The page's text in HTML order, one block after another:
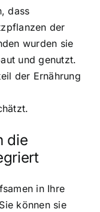
dass
der
wurden sie
und genutzt.
der Ernährung
die
in Ihre
können sie